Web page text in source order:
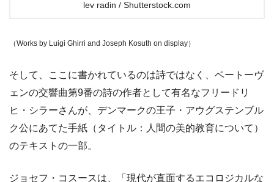
lev radin / Shutterstock.com
（Works by Luigi Ghirri and Joseph Kosuth on display）
そして、ここに書かれているのは詩ではなく、ベートーヴ
ェンの交響曲第9番の詩の作者として有名なフリードリ
ヒ・シラーさんが、デンマークの王子・アウグステンブル
ク公にあてた手紙（タイトル：人間の美的教育について）
のテキストの一部。
ジョセフ・コスースは、「現代が直面するエコロジカルな